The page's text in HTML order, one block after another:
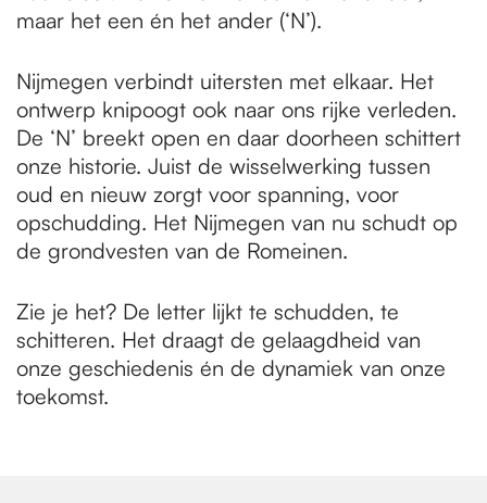
maar het een én het ander (‘N’).
Nijmegen verbindt uitersten met elkaar. Het
ontwerp knipoogt ook naar ons rijke verleden.
De ‘N’ breekt open en daar doorheen schittert
onze historie. Juist de wisselwerking tussen
oud en nieuw zorgt voor spanning, voor
opschudding. Het Nijmegen van nu schudt op
de grondvesten van de Romeinen.
Zie je het? De letter lijkt te schudden, te
schitteren. Het draagt de gelaagdheid van
onze geschiedenis én de dynamiek van onze
toekomst.